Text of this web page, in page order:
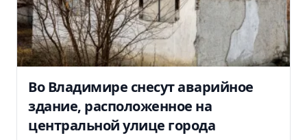
Во Владимире снесут аварийное
здание, расположенное на
центральной улице города